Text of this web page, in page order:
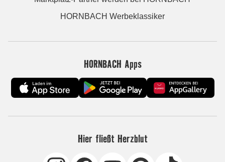
HORNBACH Werbeklassiker
HORNBACH Apps
Hier fließt Herzblut